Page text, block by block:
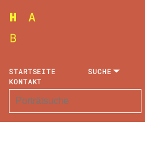
STARTSEITE SUCHE
KONTAKT